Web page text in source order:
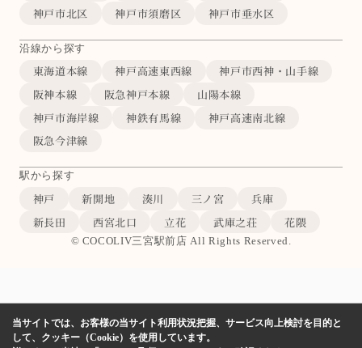
神戸市北区
神戸市須磨区 神戸市垂水区
沿線から探す
東海道本線 神戸高速東西線
神戸市西神・山手線
阪神本線
阪急神戸本線
山陽本線
神戸市海岸線
神鉄有馬線
神戸高速南北線
阪急今津線
駅から探す
神戸 新開地 湊川 三ノ宮
兵庫
新長田
西宮北口 立花 武庫之荘 花隈
© COCOLIV三宮駅前店 All Rights Reserved.
当サイトでは、お客様の当サイト利用状況把握、サービス向上検討を目的と
して、クッキー（Cookie）を使用しています。